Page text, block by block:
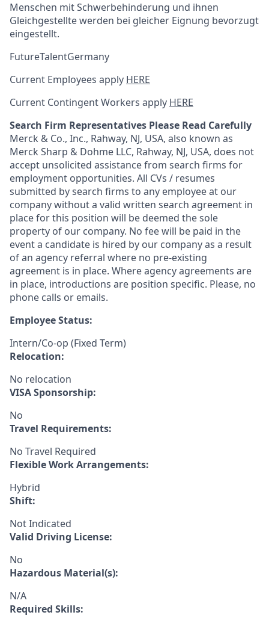
Menschen mit Schwerbehinderung und ihnen
Gleichgestellte werden bei gleicher Eignung bevorzugt
eingestellt.
FutureTalentGermany
Current Employees apply HERE
Current Contingent Workers apply HERE
Search Firm Representatives Please Read Carefully
Merck & Co., Inc., Rahway, NJ, USA, also known as
Merck Sharp & Dohme LLC, Rahway, NJ, USA, does not
accept unsolicited assistance from search firms for
employment opportunities. All CVs / resumes
submitted by search firms to any employee at our
company without a valid written search agreement in
place for this position will be deemed the sole
property of our company. No fee will be paid in the
event a candidate is hired by our company as a result
of an agency referral where no pre-existing
agreement is in place. Where agency agreements are
in place, introductions are position specific. Please, no
phone calls or emails.
Employee Status:
Intern/Co-op (Fixed Term)
Relocation:
No relocation
VISA Sponsorship:
No
Travel Requirements:
No Travel Required
Flexible Work Arrangements:
Hybrid
Shift:
Not Indicated
Valid Driving License:
No
Hazardous Material(s):
N/A
Required Skills: